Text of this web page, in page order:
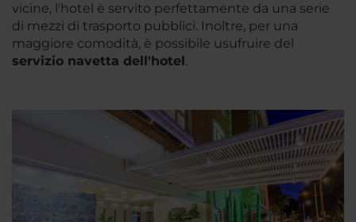
vicine, l'hotel è servito perfettamente da una serie
di mezzi di trasporto pubblici. Inoltre, per una
maggiore comodità, è possibile usufruire del
servizio navetta dell'hotel .